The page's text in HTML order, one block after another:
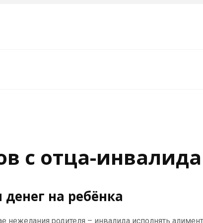
с отца-инвалида
на ребёнка
нежелания родителя – инвалида исполнять